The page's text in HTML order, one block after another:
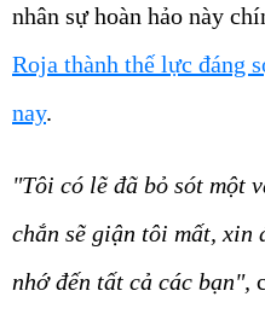
nhân sự hoàn hảo này
Roja thành thế lực đáng
nay.
"Tôi có lẽ đã bỏ sót một
chắn sẽ giận tôi mất,
nhớ đến tất cả các bạn",